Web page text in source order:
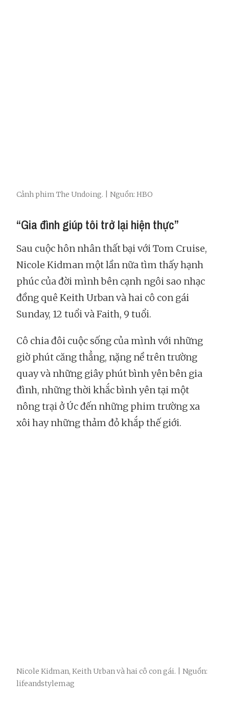
Cảnh phim The Undoing. | Nguồn: HBO
“Gia đình giúp tôi trở lại hiện thực”
Sau cuộc hôn nhân thất bại với Tom Cruise,
Nicole Kidman một lần nữa tìm thấy hạnh
phúc của đời mình bên cạnh ngôi sao nhạc
đồng quê Keith Urban và hai cô con gái
Sunday, 12 tuổi và Faith, 9 tuổi.
Cô chia đôi cuộc sống của mình với những
giờ phút căng thẳng, nặng nề trên trường
quay và những giây phút bình yên bên gia
đình, những thời khắc bình yên tại một
nông trại ở Úc đến những phim trường xa
xôi hay những thảm đỏ khắp thế giới.
Nicole Kidman, Keith Urban và hai cô con gái. | Nguồn:
lifeandstylemag